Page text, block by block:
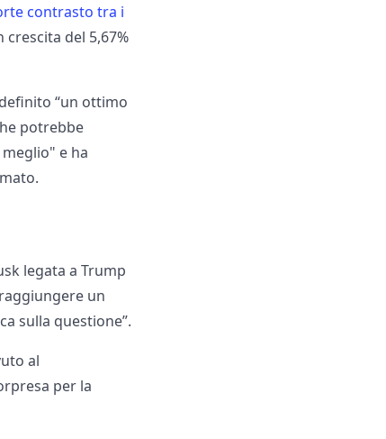
contrasto tra i
del 5,67%
“un ottimo
potrebbe
e ha
legata a Trump
un
sulla questione”.
al
per la